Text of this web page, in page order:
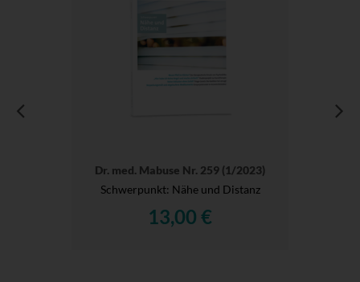
Dr. med. Mabuse Nr. 259 (1/2023)
Schwerpunkt: Nähe und Distanz
13,00 €